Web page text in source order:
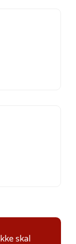
skal